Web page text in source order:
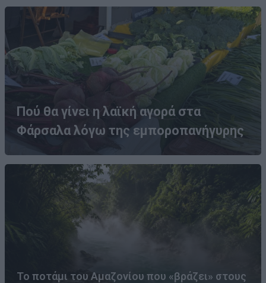
Πού θα γίνει η λαϊκή αγορά στα
Φάρσαλα λόγω της εμποροπανήγυρης
Το ποτάμι του Αμαζονίου που «βράζει» στους